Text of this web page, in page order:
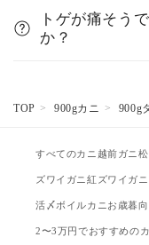
トゲが痛そう
か？
TOP 900gカニ 900g
すべてのカニ 越前ガニ
ズワイガニ 紅ズワイガニ
活〆ボイルカニ お歳暮
2〜3万円でおすすめの